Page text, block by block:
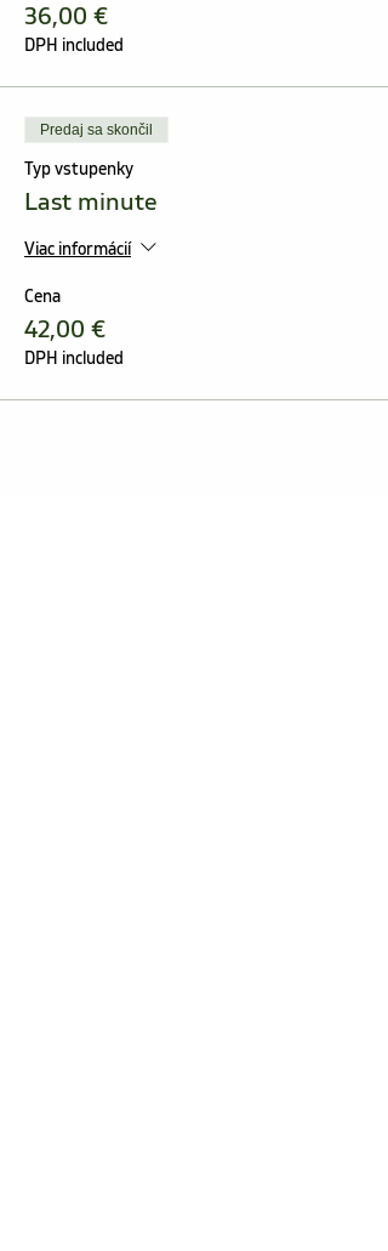
36,00 €
DPH included
Predaj sa skončil
Typ vstupenky
Last minute
Viac informácií
Cena
42,00 €
DPH included